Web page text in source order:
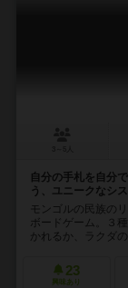
自分の手札を自分
う、ユニークなシ
モンゴルの民族の
ボードゲーム。３
かれるか、ラクダ
23
興味あり